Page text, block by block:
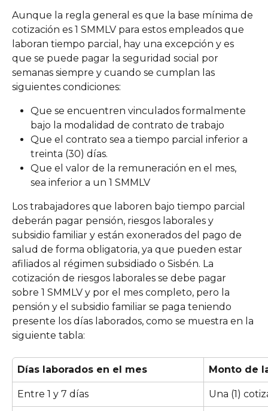
Aunque la regla general es que la base mínima de
cotización es 1 SMMLV para estos empleados que
laboran tiempo parcial, hay una excepción y es
que se puede pagar la seguridad social por
semanas siempre y cuando se cumplan las
siguientes condiciones:
Que se encuentren vinculados formalmente
bajo la modalidad de contrato de trabajo
Que el contrato sea a tiempo parcial inferior a
treinta (30) días.
Que el valor de la remuneración en el mes,
sea inferior a un 1 SMMLV
Los trabajadores que laboren bajo tiempo parcial
deberán pagar pensión, riesgos laborales y
subsidio familiar y están exonerados del pago de
salud de forma obligatoria, ya que pueden estar
afiliados al régimen subsidiado o Sisbén. La
cotización de riesgos laborales se debe pagar
sobre 1 SMMLV y por el mes completo, pero la
pensión y el subsidio familiar se paga teniendo
presente los días laborados, como se muestra en la
siguiente tabla:
Días laborados en el mes Monto de
Entre 1 y 7 días Una (1)